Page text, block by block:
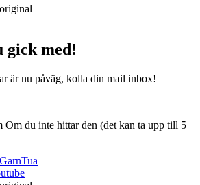
gick med!
är nu påväg, kolla din mail inbox!
Om du inte hittar den (det kan ta upp till 5